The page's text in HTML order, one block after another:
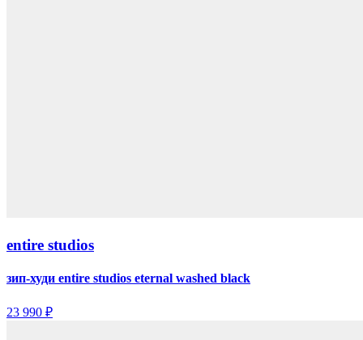
entire studios
зип-худи entire studios eternal washed black
23 990 ₽